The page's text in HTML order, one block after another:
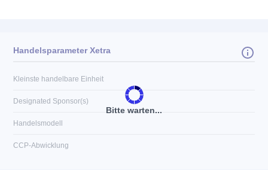
Bitte warten...
Handelsparameter Xetra
Kleinste handelbare Einheit
Designated Sponsor(s)
Handelsmodell
CCP-Abwicklung